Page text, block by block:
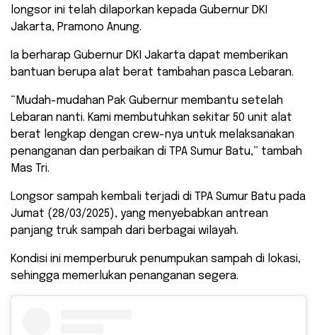
longsor ini telah dilaporkan kepada Gubernur DKI
Jakarta, Pramono Anung.
Ia berharap Gubernur DKI Jakarta dapat memberikan
bantuan berupa alat berat tambahan pasca Lebaran.
“Mudah-mudahan Pak Gubernur membantu setelah
Lebaran nanti. Kami membutuhkan sekitar 50 unit alat
berat lengkap dengan crew-nya untuk melaksanakan
penanganan dan perbaikan di TPA Sumur Batu,” tambah
Mas Tri.
Longsor sampah kembali terjadi di TPA Sumur Batu pada
Jumat (28/03/2025), yang menyebabkan antrean
panjang truk sampah dari berbagai wilayah.
Kondisi ini memperburuk penumpukan sampah di lokasi,
sehingga memerlukan penanganan segera.